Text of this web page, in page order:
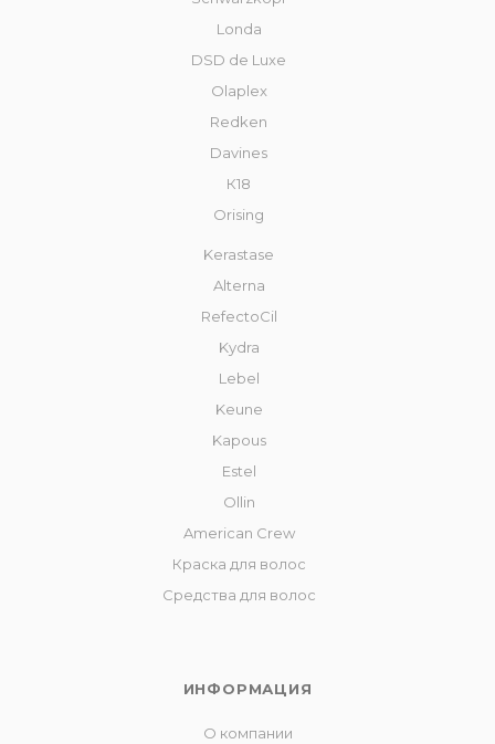
Londa
DSD de Luxe
Olaplex
Redken
Davines
К18
Orising
Kerastase
Alterna
RefectoCil
Kydra
Lebel
Keune
Kapous
Estel
Ollin
American Crew
Краска для волос
Средства для волос
ИНФОРМАЦИЯ
О компании